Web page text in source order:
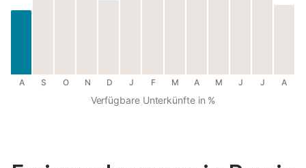
A S O N D J F M A M J J A
Verfügbare Unterkünfte in %